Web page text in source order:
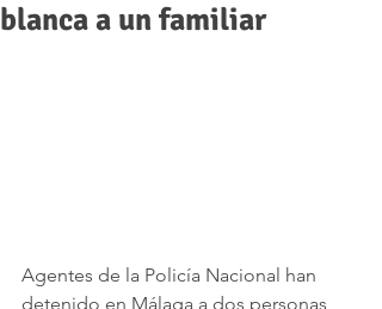
blanca a un familiar
Agentes de la Policía Nacional han
detenido en Málaga a dos personas,